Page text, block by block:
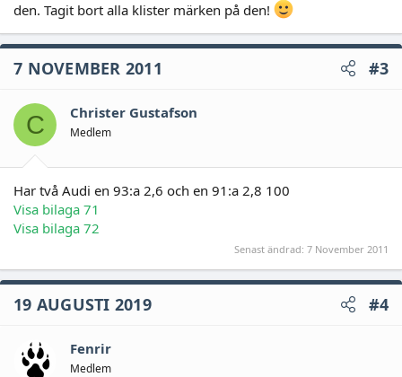
den. Tagit bort alla klister märken på den!
7 NOVEMBER 2011 #3
C Christer Gustafson
Medlem
Har två Audi en 93:a 2,6 och en 91:a 2,8 100
Visa bilaga 71
Visa bilaga 72
Senast ändrad: 7 November 2011
19 AUGUSTI 2019 #4
Fenrir
Medlem